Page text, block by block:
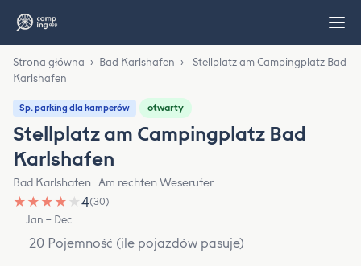
Strona główna › Bad Karlshafen ›
Stellplatz am Campingplatz Bad
Karlshafen
Sp. parking dla kamperów otwarty
Stellplatz am Campingplatz Bad
Karlshafen
Bad Karlshafen · Am rechten Weserufer
★ ★ ★ ★ ★4(30)
Jan – Dec
20 Pojemność (ile pojazdów pasuje)